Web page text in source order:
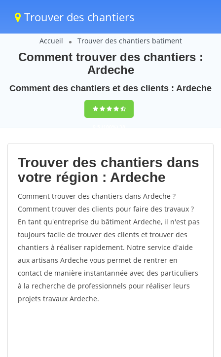
Trouver des chantiers
Accueil Trouver des chantiers batiment
Comment trouver des chantiers :
Ardeche
Comment des chantiers et des clients : Ardeche
9,5(100%)38
votes
Trouver des chantiers dans
votre région : Ardeche
Comment trouver des chantiers dans Ardeche ?
Comment trouver des clients pour faire des travaux ?
En tant qu'entreprise du bâtiment Ardeche, il n'est pas
toujours facile de trouver des clients et trouver des
chantiers à réaliser rapidement. Notre service d'aide
aux artisans Ardeche vous permet de rentrer en
contact de manière instantannée avec des particuliers
à la recherche de professionnels pour réaliser leurs
projets travaux Ardeche.